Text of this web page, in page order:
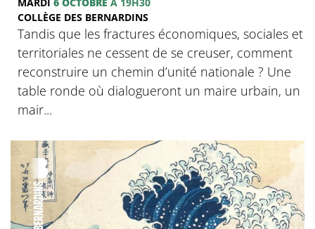
COLLÈGE DES BERNARDINS
Tandis que les fractures économiques, sociales et
territoriales ne cessent de se creuser, comment
reconstruire un chemin d’unité nationale ? Une
table ronde où dialogueront un maire urbain, un
mair...